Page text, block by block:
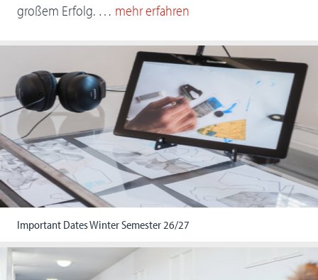
großem Erfolg. … mehr erfahren
Important Dates Winter Semester 26/27